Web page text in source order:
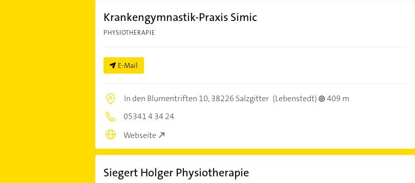
Krankengymnastik-Praxis Simic
PHYSIOTHERAPIE
E-Mail
In den Blumentriften 10,38226 Salzgitter (Lebenstedt)
409 m
05341 4 34 24
Webseite
Siegert Holger Physiotherapie